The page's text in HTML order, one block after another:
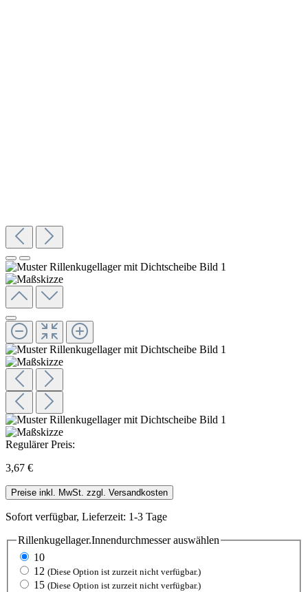
Regulärer Preis:
3,67 €
Preise inkl. MwSt. zzgl. Versandkosten
Sofort verfügbar, Lieferzeit: 1-3 Tage
Rillenkugellager.Innendurchmesserauswählen
10
12 (Diese Option ist zurzeit nicht verfügbar.)
15 (Diese Option ist zurzeit nicht verfügbar.)